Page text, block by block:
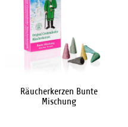
Räucherkerzen Bunte
Mischung